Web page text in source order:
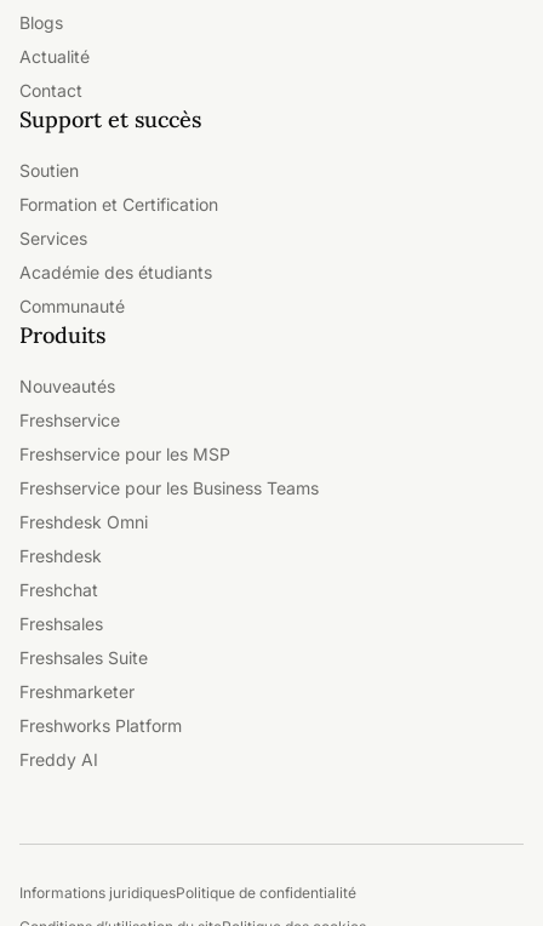
Blogs
Actualité
Contact
Support et succès
Soutien
Formation et Certification
Services
Académie des étudiants
Communauté
Produits
Nouveautés
Freshservice
Freshservice pour les MSP
Freshservice pour les Business Teams
Freshdesk Omni
Freshdesk
Freshchat
Freshsales
Freshsales Suite
Freshmarketer
Freshworks Platform
Freddy AI
Informations juridiquesPolitique de confidentialité